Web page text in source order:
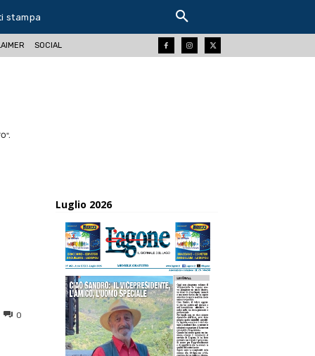
stampa
SOCIAL
0
Luglio 2026